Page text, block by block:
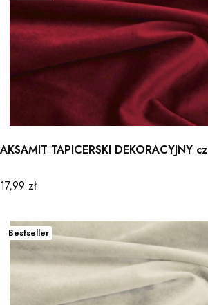
AKSAMIT TAPICERSKI DEKORACYJNY
Cena
17,99 zł
Bestseller